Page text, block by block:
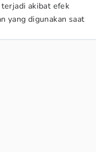
akibat efek
yang digunakan saat